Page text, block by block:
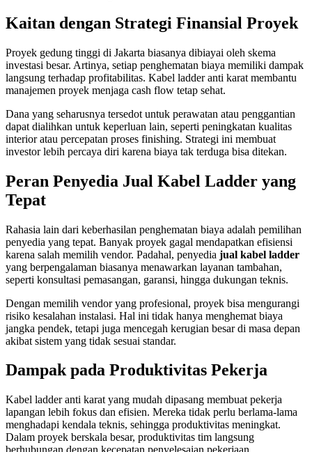
Kaitan dengan Strategi Finansial Proyek
Proyek gedung tinggi di Jakarta biasanya dibiayai oleh skema
investasi besar. Artinya, setiap penghematan biaya memiliki dampak
langsung terhadap profitabilitas. Kabel ladder anti karat membantu
manajemen proyek menjaga cash flow tetap sehat.
Dana yang seharusnya tersedot untuk perawatan atau penggantian
dapat dialihkan untuk keperluan lain, seperti peningkatan kualitas
interior atau percepatan proses finishing. Strategi ini membuat
investor lebih percaya diri karena biaya tak terduga bisa ditekan.
Peran Penyedia Jual Kabel Ladder yang
Tepat
Rahasia lain dari keberhasilan penghematan biaya adalah pemilihan
penyedia yang tepat. Banyak proyek gagal mendapatkan efisiensi
karena salah memilih vendor. Padahal, penyedia jual kabel ladder
yang berpengalaman biasanya menawarkan layanan tambahan,
seperti konsultasi pemasangan, garansi, hingga dukungan teknis.
Dengan memilih vendor yang profesional, proyek bisa mengurangi
risiko kesalahan instalasi. Hal ini tidak hanya menghemat biaya
jangka pendek, tetapi juga mencegah kerugian besar di masa depan
akibat sistem yang tidak sesuai standar.
Dampak pada Produktivitas Pekerja
Kabel ladder anti karat yang mudah dipasang membuat pekerja
lapangan lebih fokus dan efisien. Mereka tidak perlu berlama-lama
menghadapi kendala teknis, sehingga produktivitas meningkat.
Dalam proyek berskala besar, produktivitas tim langsung